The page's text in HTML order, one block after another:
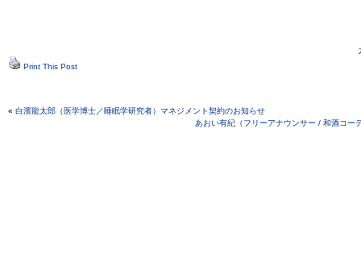
Print This Post
« 白濱龍太郎（医学博士／睡眠学研究者）マネジメント契約のお知らせ
あおい有紀（フリーアナウンサー / 和酒コー